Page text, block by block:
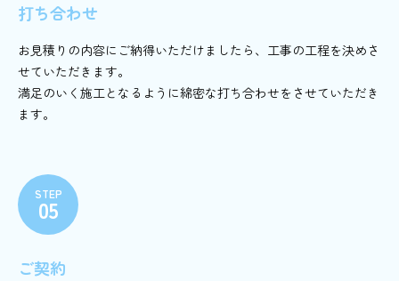
打ち合わせ
お見積りの内容にご納得いただけましたら、工事の工程を決めさ
せていただきます。
満足のいく施工となるように綿密な打ち合わせをさせていただき
ます。
STEP
05
ご契約